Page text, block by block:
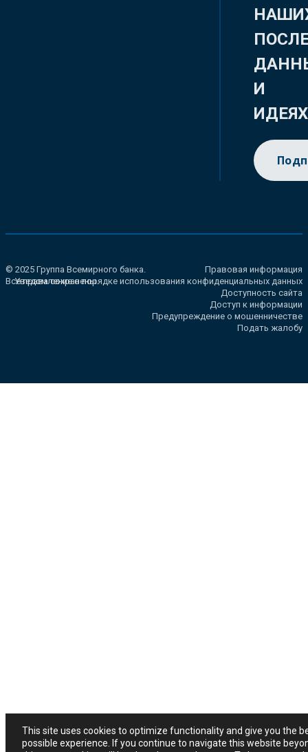
И
ИДЕЯХ
© 2025 Группа Всемирного банка.
Все права сохранены.
Правовая информация
Уведомление о порядке использования конфиденциальных данных
Доступность сайта
Доступ к информации
Предупреждение о мошенничестве
Подать жалобу
This site uses cookies to optimize functionality and give you the
possible experience. If you continue to navigate this website